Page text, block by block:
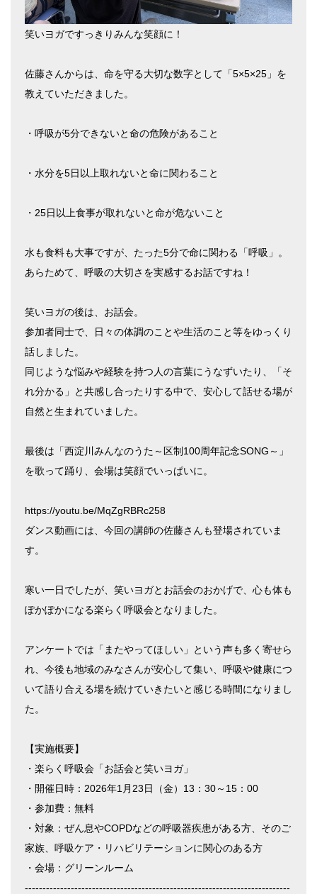
笑いヨガですっきりみんな笑顔に！
佐藤さんからは、命を守る大切な数字として「5×5×25」を
教えていただきました。
・呼吸が5分できないと命の危険があること
・水分を5日以上取れないと命に関わること
・25日以上食事が取れないと命が危ないこと
水も食料も大事ですが、たった5分で命に関わる「呼吸」。
あらためて、呼吸の大切さを実感するお話ですね！
笑いヨガの後は、お話会。
参加者同士で、日々の体調のことや生活のこと等をゆっくり
話しました。
同じような悩みや経験を持つ人の言葉にうなずいたり、「そ
れ分かる」と共感し合ったりする中で、安心して話せる場が
自然と生まれていました。
最後は「西淀川みんなのうた～区制100周年記念SONG～」
を歌って踊り、会場は笑顔でいっぱいに。
https://youtu.be/MqZgRBRc258
ダンス動画には、今回の講師の佐藤さんも登場されていま
す。
寒い一日でしたが、笑いヨガとお話会のおかげで、心も体も
ぽかぽかになる楽らく呼吸会となりました。
アンケートでは「またやってほしい」という声も多く寄せら
れ、今後も地域のみなさんが安心して集い、呼吸や健康につ
いて語り合える場を続けていきたいと感じる時間になりまし
た。
【実施概要】
・楽らく呼吸会「お話会と笑いヨガ」
・開催日時：2026年1月23日（金）13：30～15：00
・参加費：無料
・対象：ぜん息やCOPDなどの呼吸器疾患がある方、そのご
家族、呼吸ケア・リハビリテーションに関心のある方
・会場：グリーンルーム
---------------------------------------------------------------------------